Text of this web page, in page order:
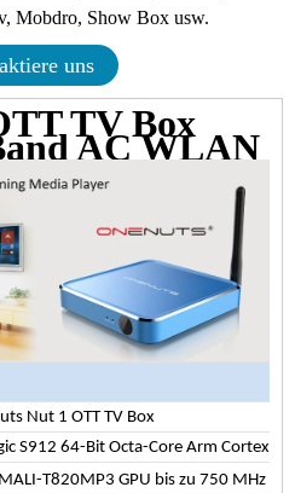
Mobdro, Show Box usw.
uns
TV Box
AC WLAN
Nut 1 OTT TV Box
S912 64-Bit Octa-Core Arm Cortex
T820MP3 GPU bis zu 750 MHz